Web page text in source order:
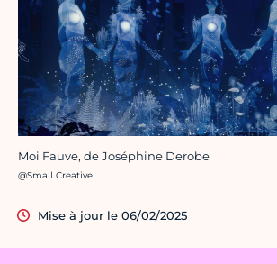
Moi Fauve, de Joséphine Derobe
Crédit photo :
@Small Creative
Mise à jour le 06/02/2025